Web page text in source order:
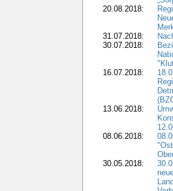
20.08.2018:
31.07.2018:
30.07.2018:
16.07.2018:
13.06.2018:
08.06.2018:
30.05.2018: